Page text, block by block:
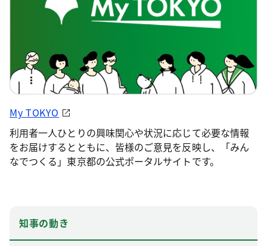
My TOKYO
利用者一人ひとりの興味関心や状況に応じて必要な情報
をお届けするとともに、皆様のご意見を反映し、「みん
なでつくる」東京都の公式ポータルサイトです。
知事の動き